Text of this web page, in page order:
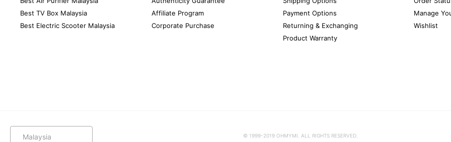
Best TV Box Malaysia
Best Electric Scooter Malaysia
Affiliate Program
Corporate Purchase
Payment Options
Returning & Exchanging
Product Warranty
Manage
Wishlist
Malaysia © 1999-2019 OHMYMI. ALL RIGHTS RESERVED.